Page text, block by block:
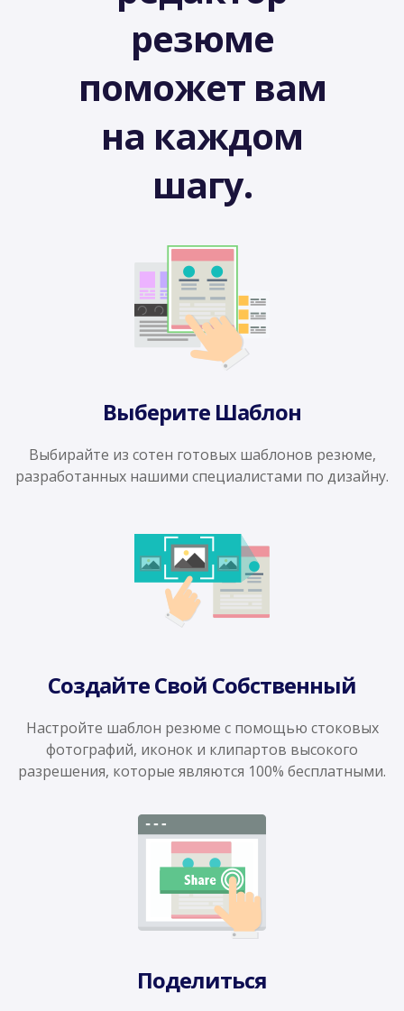
резюме
поможет вам
на каждом
шагу.
Выберите Шаблон
Выбирайте из сотен готовых шаблонов резюме,
разработанных нашими специалистами по дизайну.
Создайте Свой Собственный
Настройте шаблон резюме с помощью стоковых
фотографий, иконок и клипартов высокого
разрешения, которые являются 100% бесплатными.
Поделиться